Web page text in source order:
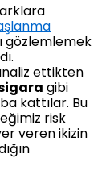
gözlemlemek
ettikten
gibi
kattılar. Bu
risk
veren ikizin